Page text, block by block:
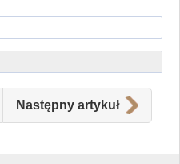
Następny artykuł